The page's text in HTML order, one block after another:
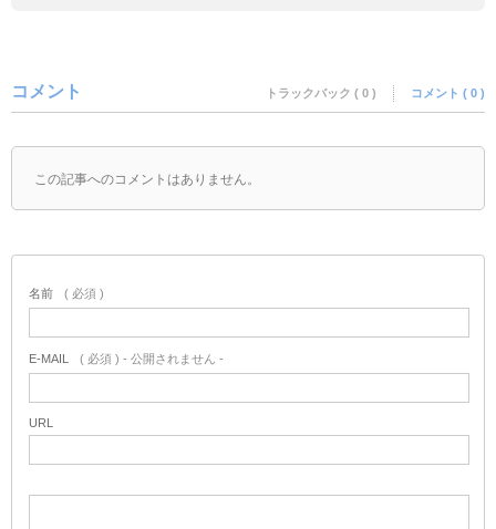
コメント トラックバック ( 0 ) コメント ( 0 )
この記事へのコメントはありません。
名前 ( 必須 )
E-MAIL ( 必須 ) - 公開されません -
URL